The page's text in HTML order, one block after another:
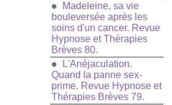
Madeleine, sa vie
bouleversée après les
soins d'un cancer. Revue
Hypnose et Thérapies
Brèves 80.
L'Anéjaculation.
Quand la panne sex-
prime. Revue Hypnose et
Thérapies Brèves 79.